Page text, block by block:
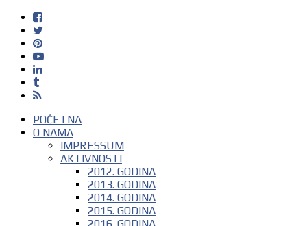
POČETNA
O NAMA
IMPRESSUM
AKTIVNOSTI
2012. GODINA
2013. GODINA
2014. GODINA
2015. GODINA